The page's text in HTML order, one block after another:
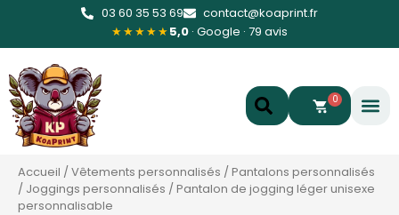
03 60 35 53 69
contact@koaprint.fr
★★★★★5,0 · Google · 79 avis
0
Accueil /Vêtements personnalisés /Pantalons personnalisés
/ Joggings personnalisés /Pantalon de jogging léger unisexe
personnalisable